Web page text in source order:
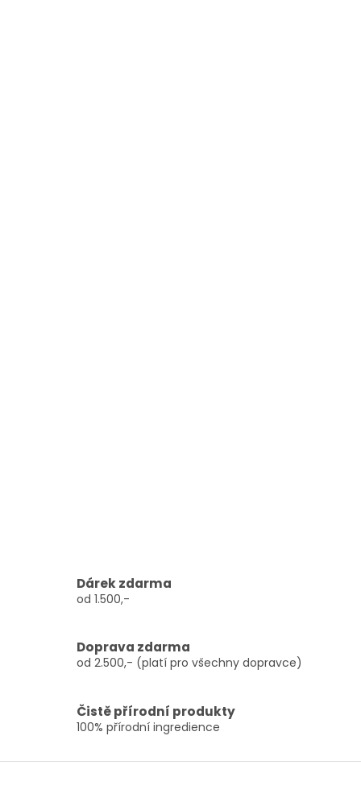
Dárek zdarma
od 1.500,-
Doprava zdarma
od 2.500,- (platí pro všechny dopravce)
Čistě přírodní produkty
100% přírodní ingredience
Z